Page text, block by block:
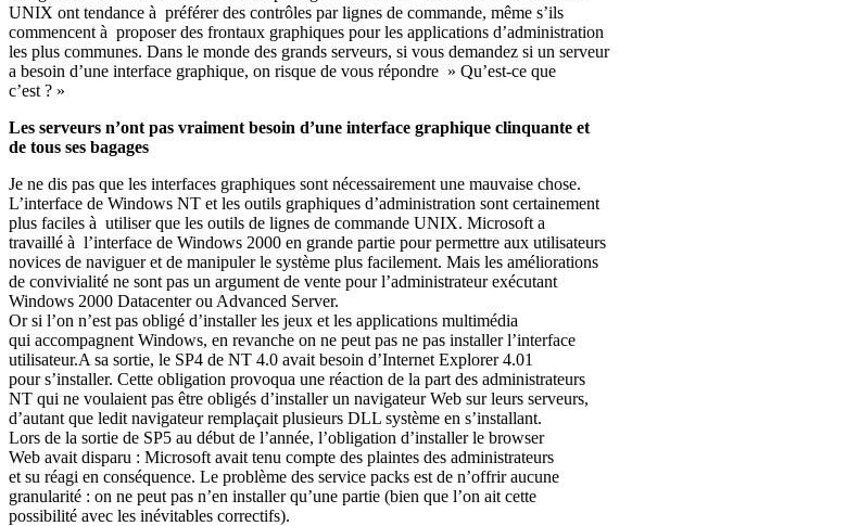
UNIX ont tendance à préférer des contrôles par lignes de commande, même s’ils
commencent à proposer des frontaux graphiques pour les applications d’administration
les plus communes. Dans le monde des grands serveurs, si vous demandez si un serveur
a besoin d’une interface graphique, on risque de vous répondre » Qu’est-ce que
c’est ? »
Les serveurs n’ont pas vraiment besoin d’une interface graphique clinquante et
de tous ses bagages
Je ne dis pas que les interfaces graphiques sont nécessairement une mauvaise chose.
L’interface de Windows NT et les outils graphiques d’administration sont certainement
plus faciles à utiliser que les outils de lignes de commande UNIX. Microsoft a
travaillé à l’interface de Windows 2000 en grande partie pour permettre aux utilisateurs
novices de naviguer et de manipuler le système plus facilement. Mais les améliorations
de convivialité ne sont pas un argument de vente pour l’administrateur exécutant
Windows 2000 Datacenter ou Advanced Server.
Or si l’on n’est pas obligé d’installer les jeux et les applications multimédia
qui accompagnent Windows, en revanche on ne peut pas ne pas installer l’interface
utilisateur.A sa sortie, le SP4 de NT 4.0 avait besoin d’Internet Explorer 4.01
pour s’installer. Cette obligation provoqua une réaction de la part des administrateurs
NT qui ne voulaient pas être obligés d’installer un navigateur Web sur leurs serveurs,
d’autant que ledit navigateur remplaçait plusieurs DLL système en s’installant.
Lors de la sortie de SP5 au début de l’année, l’obligation d’installer le browser
Web avait disparu : Microsoft avait tenu compte des plaintes des administrateurs
et su réagi en conséquence. Le problème des service packs est de n’offrir aucune
granularité : on ne peut pas n’en installer qu’une partie (bien que l’on ait cette
possibilité avec les inévitables correctifs).